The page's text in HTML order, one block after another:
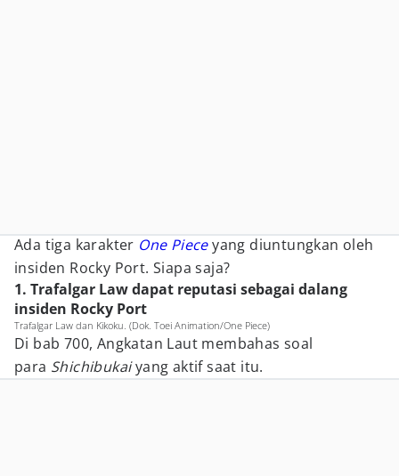
Ada tiga karakter One Piece yang diuntungkan oleh
insiden Rocky Port. Siapa saja?
1. Trafalgar Law dapat reputasi sebagai dalang
insiden Rocky Port
Trafalgar Law dan Kikoku. (Dok. Toei Animation/One Piece)
Di bab 700, Angkatan Laut membahas soal
para Shichibukaiyang aktif saat itu.